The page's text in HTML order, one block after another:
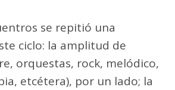
se repitió una
ciclo: la amplitud de
orquestas, rock, melódico,
etcétera), por un lado; la